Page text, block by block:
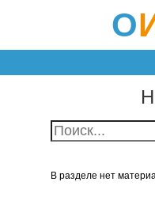
О
В разделе нет